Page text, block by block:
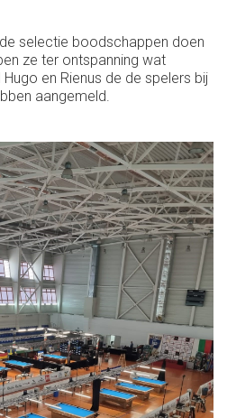
selectie boodschappen doen
ze ter ontspanning wat
en Rienus de de spelers bij
aangemeld.